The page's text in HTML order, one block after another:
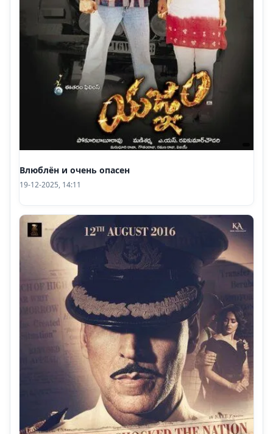
Влюблён и очень опасен
19-12-2025, 14:11